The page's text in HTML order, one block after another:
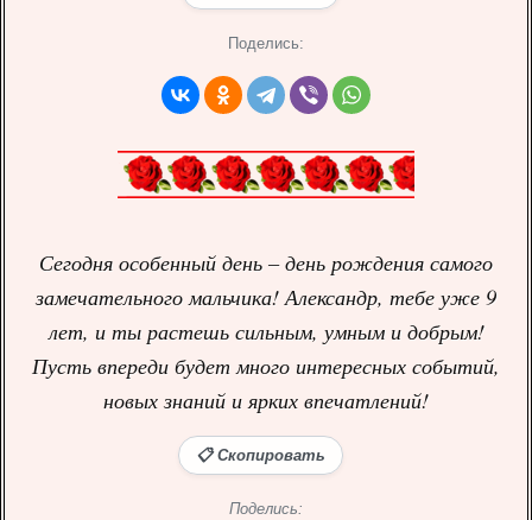
Поделись:
Сегодня особенный день – день рождения самого
замечательного мальчика! Александр, тебе уже 9
лет, и ты растешь сильным, умным и добрым!
Пусть впереди будет много интересных событий,
новых знаний и ярких впечатлений!
📋 Скопировать
Поделись: